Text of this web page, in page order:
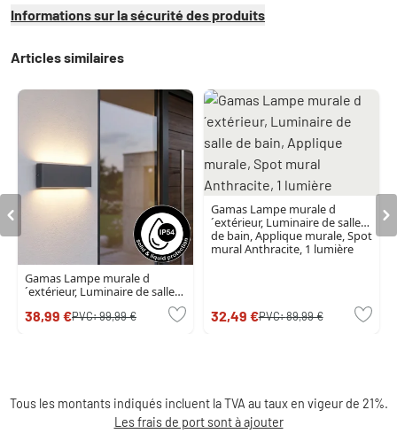
Informations sur la sécurité des produits
Articles similaires
Gamas Lampe murale d
´extérieur, Luminaire de salle
de bain, Applique murale, Spot
mural Anthracite, 1 lumière
38,99 €PVC:99,99 €
Gamas Lampe murale d
´extérieur, Luminaire de salle
de bain, Applique murale, Spot
mural Anthracite, 1 lumière
32,49 €PVC:89,99 €
Tous les montants indiqués incluent la TVA au taux en vigeur de 21%.
Les frais de port sont à ajouter